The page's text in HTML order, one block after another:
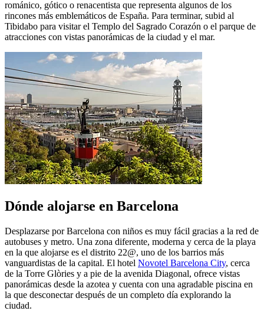
románico, gótico o renacentista que representa algunos de los
rincones más emblemáticos de España. Para terminar, subid al
Tibidabo para visitar el Templo del Sagrado Corazón o el parque de
atracciones con vistas panorámicas de la ciudad y el mar.
Dónde alojarse en Barcelona
Desplazarse por Barcelona con niños es muy fácil gracias a la red de
autobuses y metro. Una zona diferente, moderna y cerca de la playa
en la que alojarse es el distrito 22@, uno de los barrios más
vanguardistas de la capital. El hotel Novotel Barcelona City, cerca
de la Torre Glòries y a pie de la avenida Diagonal, ofrece vistas
panorámicas desde la azotea y cuenta con una agradable piscina en
la que desconectar después de un completo día explorando la
ciudad.